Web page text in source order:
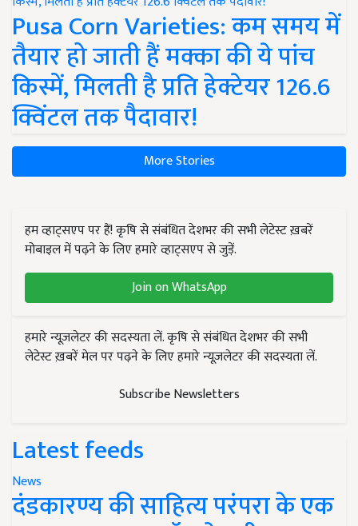
Pusa Corn Varieties: कम समय में
तैयार हो जाती हैं मक्का की ये पांच
किस्में, मिलती है प्रति हेक्टेयर 126.6
क्विंटल तक पैदावार!
More Stories
हम व्हाट्सएप पर हैं! कृषि से संबंधित देशभर की सभी लेटेस्ट ख़बरें
मोबाइल में पढ़ने के लिए हमारे व्हाट्सएप से जुड़ें.
Join on WhatsApp
हमारे न्यूज़लेटर की सदस्यता लें. कृषि से संबंधित देशभर की सभी
लेटेस्ट ख़बरें मेल पर पढ़ने के लिए हमारे न्यूज़लेटर की सदस्यता लें.
Subscribe Newsletters
Latest feeds
News
दंडकारण्य की साहित्य परंपरा के एक